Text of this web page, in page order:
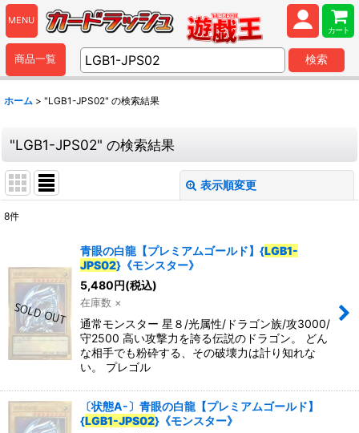
MENU
カート
商品一覧 検索
ホーム > "LGB1-JPS02" の検索結果
"LGB1-JPS02" の検索結果
表示順変更
表示数:
並び順:
カテゴリ:
特集:
8件
青眼の白龍【プレミアムゴールド】{LGB1-
JPS02}《モンスター》
5,480円(税込)
在庫数 ×
通常モンスター 星８/光属性/ドラゴン族/攻3000/
守2500 高い攻撃力を誇る伝説のドラゴン。 どん
な相手でも粉砕する、その破壊力は計り知れな
い。 プレゴル
〔状態A-〕青眼の白龍【プレミアムゴールド】
{LGB1-JPS02}《モンスター》